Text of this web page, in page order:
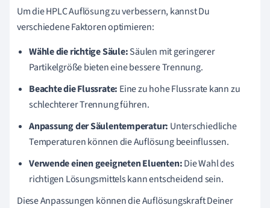
Um die HPLC Auflösung zu verbessern, kannst Du
verschiedene Faktoren optimieren:
Wähle die richtige Säule:Säulen mit geringerer
Partikelgröße bieten eine bessere Trennung.
Beachte die Flussrate: Eine zu hohe Flussrate kann zu
schlechterer Trennung führen.
Anpassung der Säulentemperatur: Unterschiedliche
Temperaturen können die Auflösung beeinflussen.
Verwende einen geeigneten Eluenten:Die Wahl des
richtigen Lösungsmittels kann entscheidend sein.
Diese Anpassungen können die Auflösungskraft Deiner